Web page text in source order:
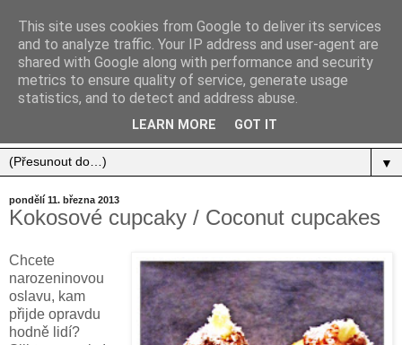
Jídlo, cestování, život.
▼
pondělí 11. března 2013
Kokosové cupcaky / Coconut cupcakes
Chcete
narozeninovou
oslavu, kam
přijde opravdu
hodně lidí?
This site uses cookies from Google to deliver its services
and to analyze traffic. Your IP address and user-agent are
shared with Google along with performance and security
metrics to ensure quality of service, generate usage
statistics, and to detect and address abuse.
LEARN MORE GOT IT